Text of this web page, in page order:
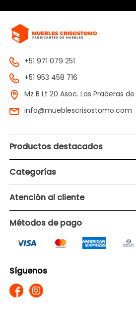
+51 971 079 251
+51 953 458 716
Mz B Lt 20 Asoc. Las Praderas
info@mueblescrisostomo.com
Productos destacados
Categorías
Atención al cliente
Métodos de pago